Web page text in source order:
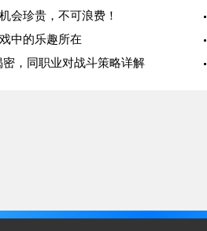
会珍贵，不可浪费！
中的乐趣所在
，同职业对战斗策略详解